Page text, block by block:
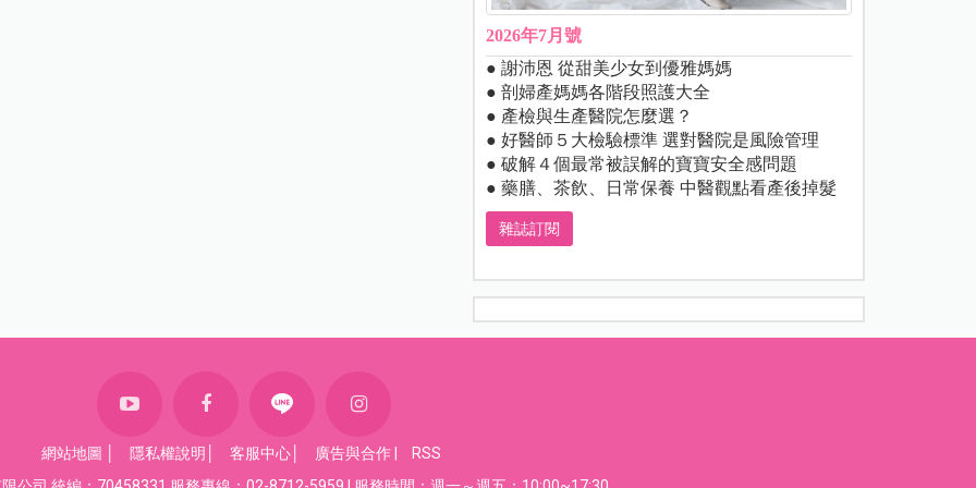
2026年7月號
● 謝沛恩 從甜美少女到優雅媽媽
● 剖婦產媽媽各階段照護大全
● 產檢與生產醫院怎麼選？
● 好醫師５大檢驗標準 選對醫院是風險管理
● 破解４個最常被誤解的寶寶安全感問題
● 藥膳、茶飲、日常保養 中醫觀點看產後掉髮
雜誌訂閱
網站地圖 隱私權說明 客服中心 廣告與合作
RSS